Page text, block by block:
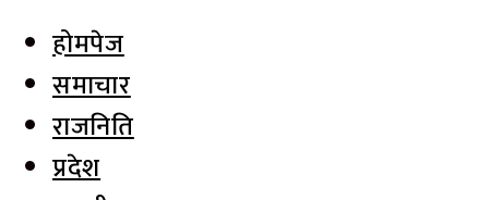
होमपेज
समाचार
राजनिति
प्रदेश